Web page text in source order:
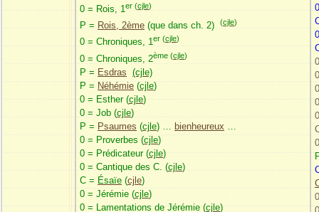
0 = Rois, 1 er (cjle)
P = Rois, 2ème (que dans ch. 2) (cjle)
0 = Chroniques, 1er (cjle)
0 = Chroniques, 2ème (cjle)
P = Esdras (cjle)
P = Néhémie (cjle)
0 = Esther (cjle)
0 = Job (cjle)
P = Psaumes (cjle) … bienheureux
0 = Proverbes (cjle)
0 = Prédicateur (cjle)
0 = Cantique des C. (cjle)
C = Ésaïe (cjle)
0 = Jérémie (cjle)
0 = Lamentations de Jérémie (cjle)